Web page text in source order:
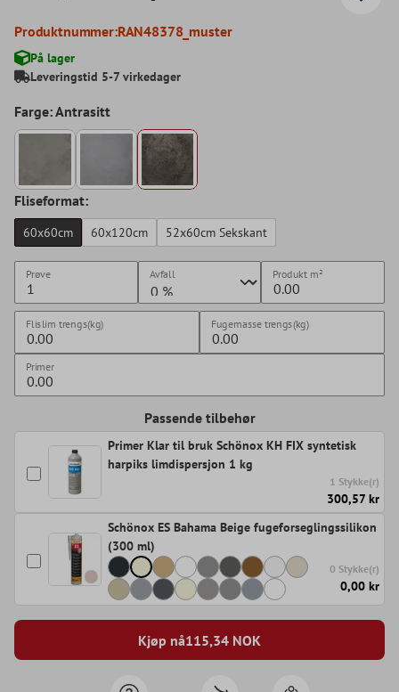
Produktnummer:RAN48378_muster
På lager
Leveringstid 5-7 virkedager
Farge: Antrasitt
Fliseformat:
60x60cm 60x120cm 52x60cm Sekskant
Prøve Avfall Produkt m²
Flislim trengs(kg) Fugemasse trengs(kg)
Primer
Passende tilbehør
Primer Klar til bruk Schönox KH FIX syntetisk
harpiks limdispersjon 1 kg
1 Stykke(r)
300,57 kr
Schönox ES Bahama Beige fugeforseglingssilikon
(300 ml)
0 Stykke(r)
0,00 kr
Kjøp nå115,34 NOK